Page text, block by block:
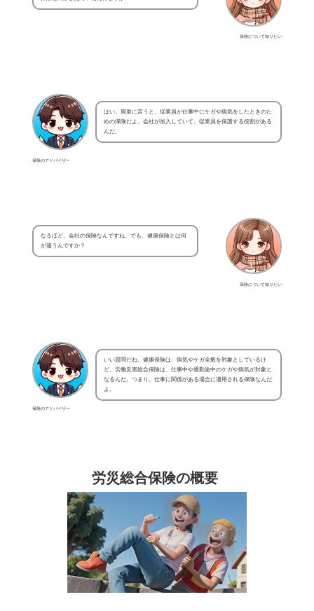
保険について知りたい
保険のアドバイザー
はい。簡単に言うと、従業員が仕事中にケガや病気をしたときのた
めの保険だよ。会社が加入していて、従業員を保護する役割がある
んだ。
保険について知りたい
なるほど。会社の保険なんですね。でも、健康保険とは何
が違うんですか？
保険のアドバイザー
いい質問だね。健康保険は、病気やケガ全般を対象としているけ
ど、労働災害総合保険は、仕事中や通勤途中のケガや病気が対象と
なるんだ。つまり、仕事に関係がある場合に適用される保険なんだ
よ。
労災総合保険の概要